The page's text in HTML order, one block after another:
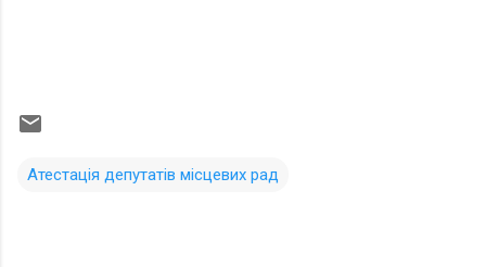
Атестація депутатів місцевих рад